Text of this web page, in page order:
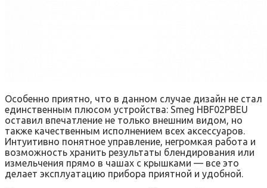
Особенно приятно, что в данном случае дизайн не стал
единственным плюсом устройства: Smeg HBF02PBEU
оставил впечатление не только внешним видом, но
также качественным исполнением всех аксессуаров.
Интуитивно понятное управление, негромкая работа и
возможность хранить результаты блендирования или
измельчения прямо в чашах с крышками — все это
делает эксплуатацию прибора приятной и удобной.